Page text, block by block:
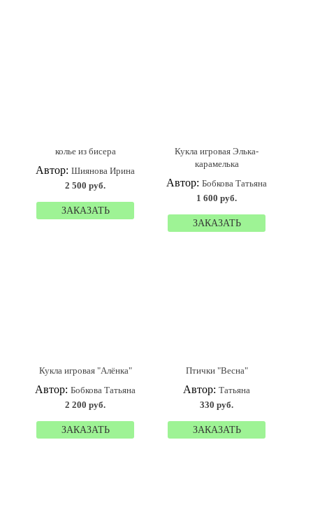
колье из бисера
Автор:Шиянова Ирина
2 500 руб.
ЗАКАЗАТЬ
Кукла игровая Элька-
карамелька
Автор:Бобкова Татьяна
1 600 руб.
ЗАКАЗАТЬ
Кукла игровая "Алёнка"
Автор:Бобкова Татьяна
2 200 руб.
ЗАКАЗАТЬ
Птички "Весна"
Автор:Татьяна
330 руб.
ЗАКАЗАТЬ